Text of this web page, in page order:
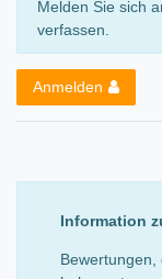
Melden Sie sich
verfassen.
Anmelden
Information
Bewertungen,